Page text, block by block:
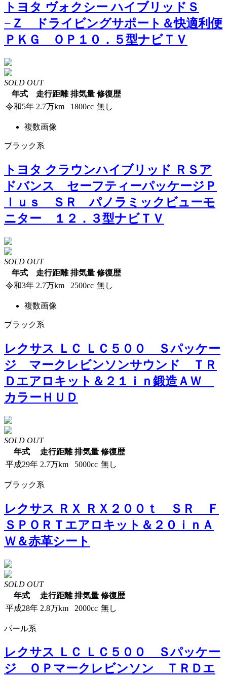
トヨタ ヴォクシー ハイブリッドＳ
−Ｚ ドライビングサポート＆快適利便
ＰＫＧ ＯＰ１０．５型ナビＴＶ
SOLD OUT
年式
走行距離 排気量 修復歴
令和5年 2.7万km 1800cc 無し
複数画像
ブラック系
トヨタ クラウンハイブリッド ＲＳア
ドバンス セーフティーパッケージＰ
ｌｕｓ ＳＲ パノラミックビューモ
ニター １２．３型ナビＴＶ
SOLD OUT
年式
走行距離 排気量 修復歴
令和3年 2.7万km 2500cc 無し
複数画像
ブラック系
レクサス ＬＣ ＬＣ５００ Ｓパッケー
ジ マークレビンソンサウンド ＴＲ
Ｄエアロキット＆２１ｉｎ鍛造ＡＷ
カラーＨＵＤ
SOLD OUT
年式
走行距離 排気量 修復歴
平成29年 2.7万km 5000cc 無し
ブラック系
レクサス ＲＸ ＲＸ２００ｔ ＳＲ Ｆ
ＳＰＯＲＴエアロキット＆２０ｉｎＡ
Ｗ＆赤革シート
SOLD OUT
年式
走行距離 排気量 修復歴
平成28年 2.8万km 2000cc 無し
パール系
レクサス ＬＣ ＬＣ５００ Ｓパッケー
ジ ＯＰマークレビンソン ＴＲＤエ